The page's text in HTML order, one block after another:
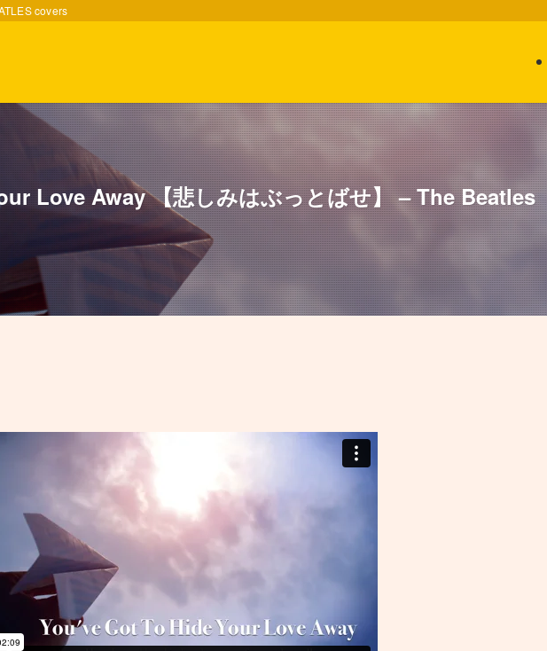
covers
Love Away 【悲しみはぶっとばせ】 – The Beatles